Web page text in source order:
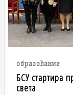
образование
БСУ стартира
света